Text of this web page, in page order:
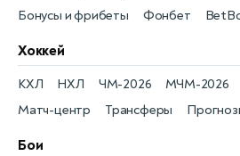
Бонусы и фрибеты
Фонбет
Хоккей
КХЛ
Матч-центр
НХЛ
Трансферы
ЧМ-2026
МЧМ-2026
Бои